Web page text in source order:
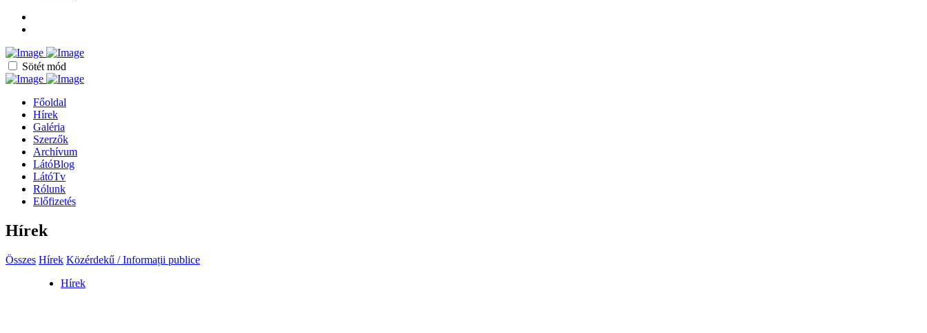
Sötét mód
Főoldal
Hírek
Galéria
Szerzők
Archívum
LátóBlog
LátóTv
Rólunk
Előfizetés
Hírek
Összes Hírek Közérdekű / Informații publice
Hírek